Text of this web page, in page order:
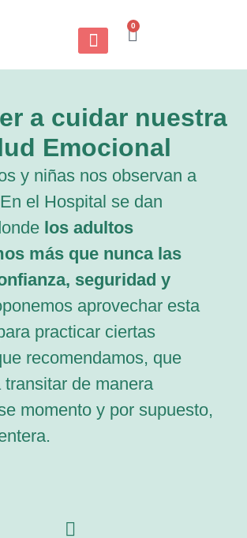
0
a cuidar nuestra
Emocional
y niñas nos observan a
el Hospital se dan
los adultos
más que nunca las
seguridad y
aprovechar esta
practicar ciertas
recomendamos, que
de manera
momento y por supuesto,